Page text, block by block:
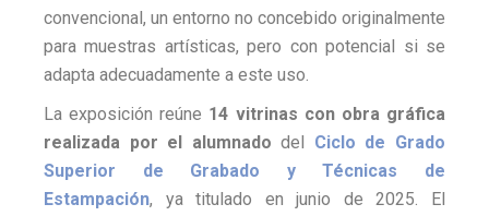
convencional, un entorno no concebido originalmente
para muestras artísticas, pero con potencial si se
adapta adecuadamente a este uso.
La exposición reúne 14 vitrinas con obra gráfica
realizada por el alumnado del Ciclo de Grado
Superior de Grabado y Técnicas de
Estampación, ya titulado en junio de 2025. El